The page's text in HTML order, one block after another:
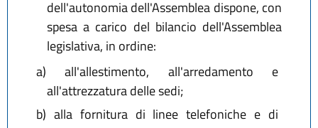
dell'autonomia dell'Assemblea dispone, con
spesa a carico del bilancio dell'Assemblea
legislativa, in ordine:
a) all'allestimento, all'arredamento e
all'attrezzatura delle sedi;
b) alla fornitura di linee telefoniche e di